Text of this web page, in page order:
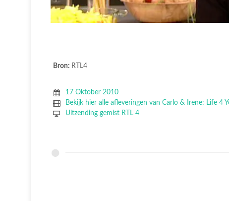
Bron: RTL4
17 Oktober 2010
Bekijk hier alle afleveringen van Carlo & Irene: Life 4
Uitzending gemist RTL 4